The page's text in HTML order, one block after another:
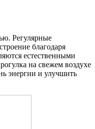
Регулярные
благодаря
естественными
на свежем воздухе
энергии и улучшить